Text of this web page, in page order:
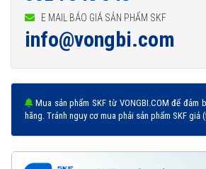
E MAIL BÁO GIÁ SẢN PHẨM SKF
info@vongbi.com
Mua sản phẩm SKF từ VONGBI.COM để đảm
hãng. Tránh nguy cơ mua phải sản phẩm SKF